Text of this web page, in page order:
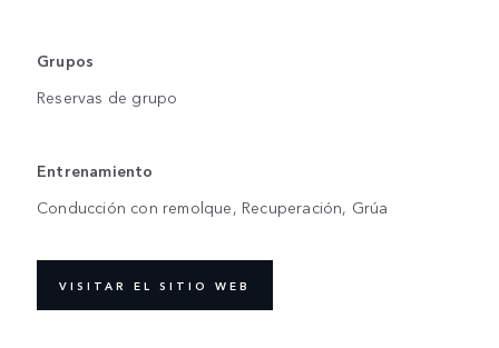
Grupos
Reservas de grupo
Entrenamiento
Conducción con remolque, Recuperación, Grúa
VISITAR EL SITIO WEB